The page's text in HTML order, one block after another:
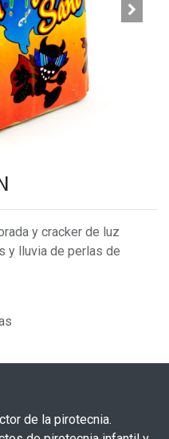
y cracker de luz
y lluvia de perlas de
de la pirotecnia.